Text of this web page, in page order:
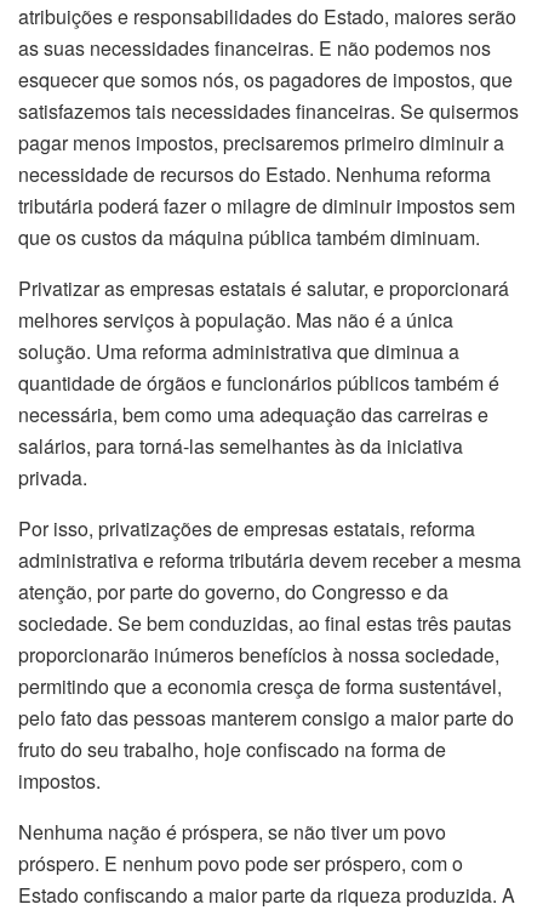
atribuições e responsabilidades do Estado, maiores serão
as suas necessidades financeiras. E não podemos nos
esquecer que somos nós, os pagadores de impostos, que
satisfazemos tais necessidades financeiras. Se quisermos
pagar menos impostos, precisaremos primeiro diminuir a
necessidade de recursos do Estado. Nenhuma reforma
tributária poderá fazer o milagre de diminuir impostos sem
que os custos da máquina pública também diminuam.
Privatizar as empresas estatais é salutar, e proporcionará
melhores serviços à população. Mas não é a única
solução. Uma reforma administrativa que diminua a
quantidade de órgãos e funcionários públicos também é
necessária, bem como uma adequação das carreiras e
salários, para torná-las semelhantes às da iniciativa
privada.
Por isso, privatizações de empresas estatais, reforma
administrativa e reforma tributária devem receber a mesma
atenção, por parte do governo, do Congresso e da
sociedade. Se bem conduzidas, ao final estas três pautas
proporcionarão inúmeros benefícios à nossa sociedade,
permitindo que a economia cresça de forma sustentável,
pelo fato das pessoas manterem consigo a maior parte do
fruto do seu trabalho, hoje confiscado na forma de
impostos.
Nenhuma nação é próspera, se não tiver um povo
próspero. E nenhum povo pode ser próspero, com o
Estado confiscando a maior parte da riqueza produzida. A